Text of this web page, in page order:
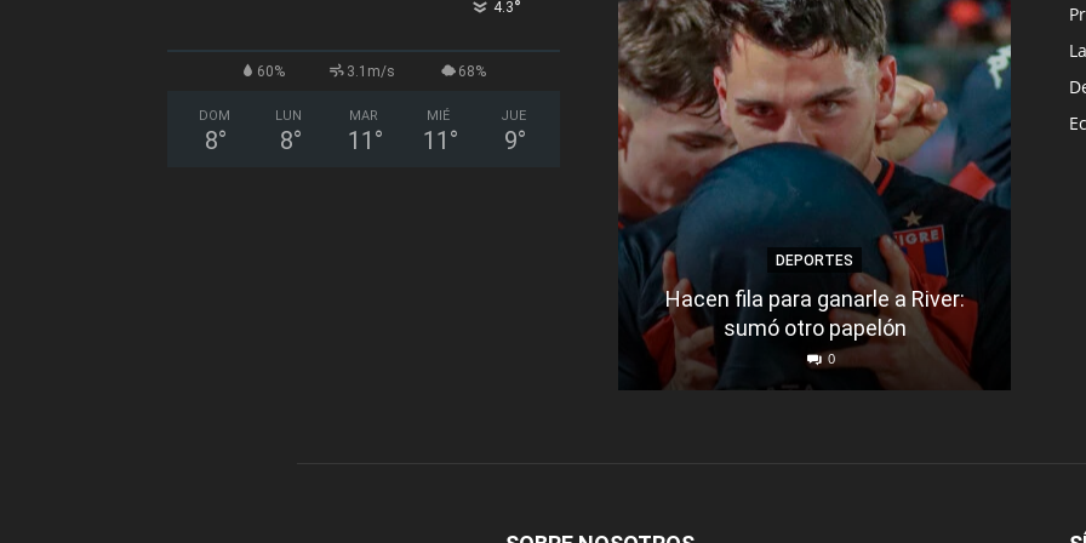
4.3°
60% 3.1m/s 68%
DOM
8°
LUN
8°
MAR
11 °
MIÉ
11 °
JUE
9°
DEPORTES
Hacen fila para ganarle a River:
sumó otro papelón
0